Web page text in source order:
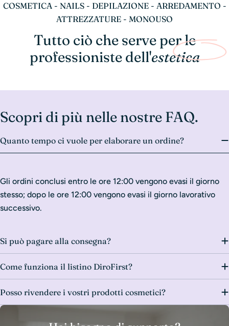
COSMETICA - NAILS - DEPILAZIONE - ARREDAMENTO -
ATTREZZATURE - MONOUSO
Tutto ciò che serve per le
professioniste dell'estetica
Scopri di più nelle nostre FAQ.
Quanto tempo ci vuole per elaborare un ordine?
Gli ordini conclusi entro le ore 12:00 vengono evasi il giorno
stesso; dopo le ore 12:00 vengono evasi il giorno lavorativo
successivo.
Si può pagare alla consegna?
Come funziona il listino DiroFirst?
Posso rivendere i vostri prodotti cosmetici?